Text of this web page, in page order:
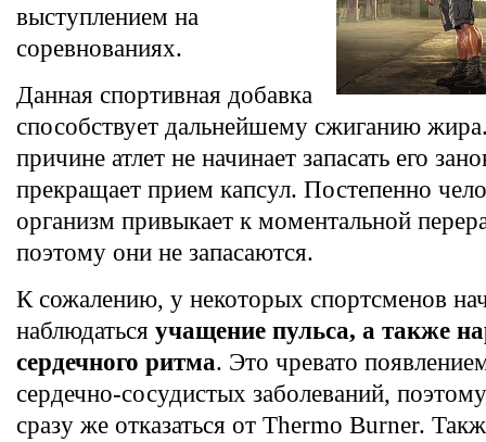
выступлением на
соревнованиях.
Данная спортивная добавка
способствует дальнейшему сжиганию
причине атлет не начинает запасать его
прекращает прием капсул. Постепенно
организм привыкает к моментальной
поэтому они не запасаются.
К сожалению, у некоторых спортсменов
наблюдаться учащение пульса, а также
сердечного ритма. Это чревато
сердечно-сосудистых заболеваний,
сразу же отказаться от Thermo Burner.